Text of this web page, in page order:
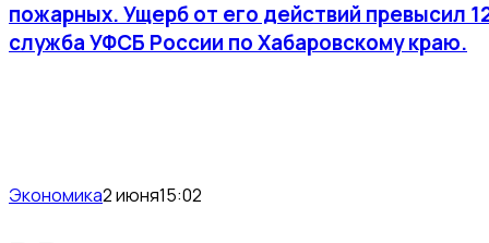
пожарных. Ущерб от его действий превысил
служба УФСБ России по Хабаровскому краю.
Экономика2 июня15:02